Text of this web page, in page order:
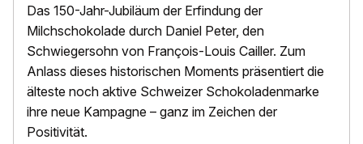
Das 150-Jahr-Jubiläum der Erfindung der
Milchschokolade durch Daniel Peter, den
Schwiegersohn von François-Louis Cailler. Zum
Anlass dieses historischen Moments präsentiert die
älteste noch aktive Schweizer Schokoladenmarke
ihre neue Kampagne – ganz im Zeichen der
Positivität.